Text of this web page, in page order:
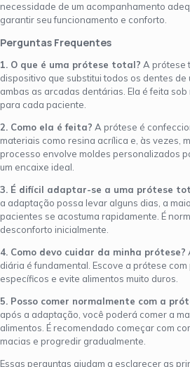
necessidade de um acompanhamento
garantir seu funcionamento e conforto.
Perguntas Frequentes
1. O que é uma prótese total? A prótese
dispositivo que substitui todos os dentes de
ambas as arcadas dentárias. Ela é feita sob
para cada paciente.
2. Como ela é feita? A prótese é
materiais como resina acrílica e, às vezes,
processo envolve moldes personalizados
um encaixe ideal.
3. É difícil adaptar-se a uma prótese
a adaptação possa levar alguns dias, a
pacientes se acostuma rapidamente. É
desconforto inicialmente.
4. Como devo cuidar da minha prótese?
diária é fundamental. Escove a prótese com
específicos e evite alimentos muito duros.
5. Posso comer normalmente com a
após a adaptação, você poderá comer a
alimentos. É recomendado começar com
macias e progredir gradualmente.
Essas perguntas ajudam a esclarecer as